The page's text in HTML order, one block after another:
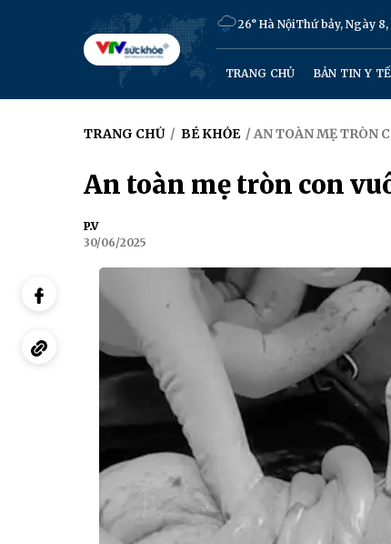
26° Hà NộiThứ bảy, Ngày
TRANG CHỦ BẢN TIN Y TẾ
TRANG CHỦ / BÉ KHỎE / AN TOÀN MẸ TRÒN
An toàn mẹ tròn con
P.V
30/06/2025